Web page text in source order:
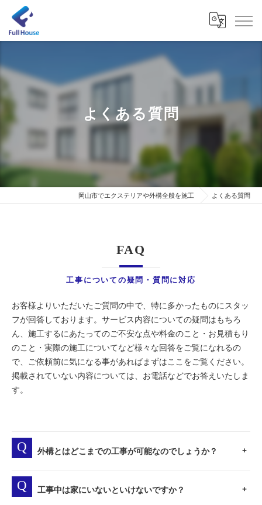
よくある質問
岡山市でエクステリアや外構全般を施工 よくある質問
工事についての疑問・質問に対応
FAQ
お客様よりいただいたご質問の中で、特に多かったものにスタッ
フが回答しております。サービス内容についての疑問はもちろ
ん、施工するにあたってのご不安な点や料金のこと・お見積もり
のこと・実際の施工についてなど様々な回答をご覧になれるの
で、ご依頼前に気になる事があればまずはここをご覧ください。
掲載されていない内容については、お電話などでお答えいたしま
す。
外構とはどこまでの工事が可能なのでしょうか？
工事中は家にいないといけないですか？